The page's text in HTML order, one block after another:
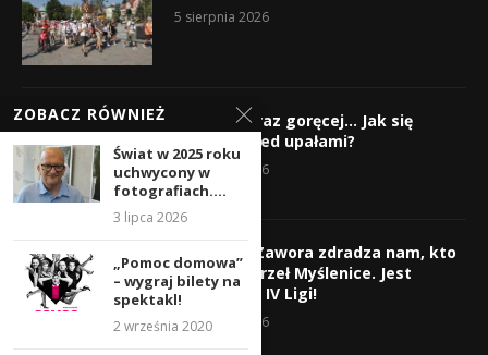
5 sierpnia 2026
Gorąco, coraz goręcej… Jak się
chronić przed upałami?
4 sierpnia 2026
Krzysztof Zawora zdradza nam, kto
wzmocni Orzeł Myślenice. Jest
nazwisko z IV Ligi!
3 sierpnia 2026
ZOBACZ RÓWNIEŻ
Świat w 2025 roku
uchwycony w
fotografiach....
3 lipca 2026
„Pomoc domowa”
– wygraj bilety na
spektakl!
2 września 2020